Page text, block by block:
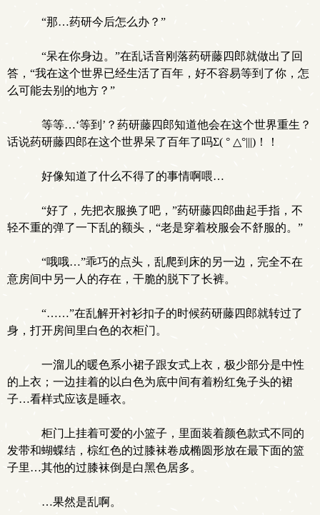
“那…药研今后怎么办？”
“呆在你身边。”在乱话音刚落药研藤四郎就做出了回
答，“我在这个世界已经生活了百年，好不容易等到了你，怎
么可能去别的地方？”
等等…‘等到’？药研藤四郎知道他会在这个世界重生？
话说药研藤四郎在这个世界呆了百年了吗Σ( ° △°|||)！！
好像知道了什么不得了的事情啊喂…
“好了，先把衣服换了吧，”药研藤四郎曲起手指，不
轻不重的弹了一下乱的额头，“老是穿着校服会不舒服的。”
“哦哦…”乖巧的点头，乱爬到床的另一边，完全不在
意房间中另一人的存在，干脆的脱下了长裤。
“……”在乱解开衬衫扣子的时候药研藤四郎就转过了
身，打开房间里白色的衣柜门。
一溜儿的暖色系小裙子跟女式上衣，极少部分是中性
的上衣；一边挂着的以白色为底中间有着粉红兔子头的裙
子…看样式应该是睡衣。
柜门上挂着可爱的小篮子，里面装着颜色款式不同的
发带和蝴蝶结，棕红色的过膝袜卷成椭圆形放在最下面的篮
子里…其他的过膝袜倒是白黑色居多。
…果然是乱啊。